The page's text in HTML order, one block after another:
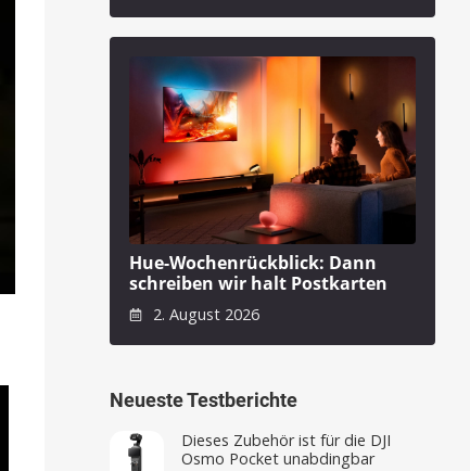
Hue-Wochenrückblick: Dann
schreiben wir halt Postkarten
2. August 2026
Neueste Testberichte
Dieses Zubehör ist für die DJI
Osmo Pocket unabdingbar